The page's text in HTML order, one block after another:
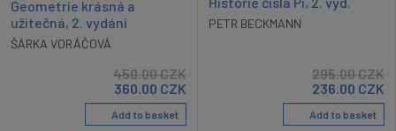
Geometrie krásná a
užitečná, 2. vydání
ŠÁRKA VORÁČOVÁ
450.00CZK
360.00 CZK
Add to basket
PETR BECKMANN
295.00CZK
236.00 CZK
Add to basket